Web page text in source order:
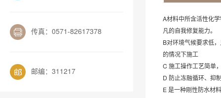
传真：0571-82617378
邮编：311217
A材料中所含活性化
凡的自我修复能力。
B对环境气候要求低
的情况下施工
C 施工操作工艺简单
D 防止冻融循环、抑
E 是一种刚性防水材